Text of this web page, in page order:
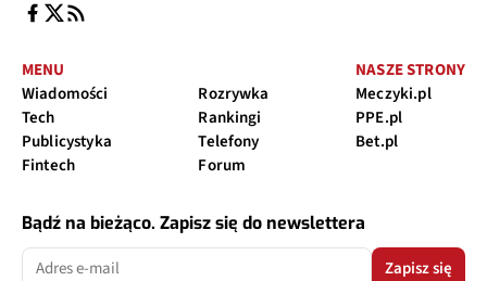
MENU
Wiadomości
Tech
Publicystyka
Fintech
Rozrywka
Rankingi
Telefony
Forum
NASZE STRONY
Meczyki.pl
PPE.pl
Bet.pl
Bądź na bieżąco. Zapisz się do newslettera
Zapisz się